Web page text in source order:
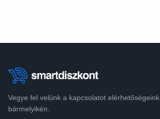
Vegye fel velünk a kapcsolatot elérhetőségeink
bármelyikén.